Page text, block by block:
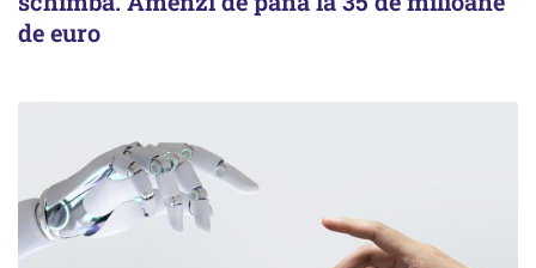
de euro